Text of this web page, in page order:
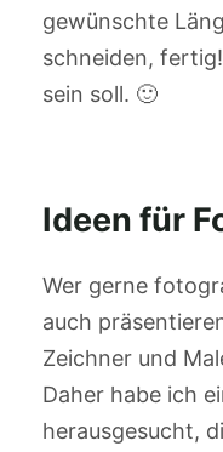
gewünschte
schneiden,
sein soll. 🙂
Ideen für
Wer gerne
auch
Zeichner und
Daher habe ich
herausgesucht,